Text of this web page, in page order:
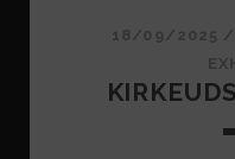
18/09/2025 /